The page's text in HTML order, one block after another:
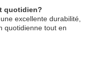
quotidien?
excellente durabilité,
quotidienne tout en